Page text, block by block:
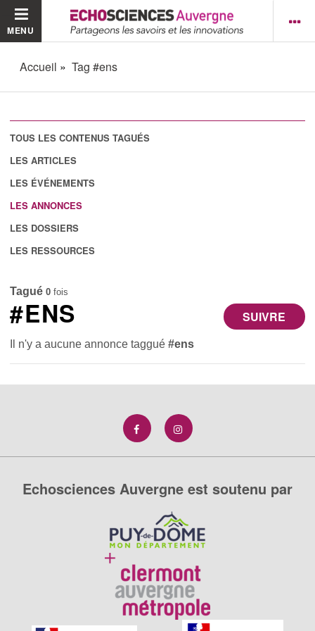
MENU
Accueil Tag #ens
TOUS LES CONTENUS TAGUÉS
LES ARTICLES
LES ÉVÉNEMENTS
LES ANNONCES
LES DOSSIERS
LES RESSOURCES
Tagué 0 fois
SUIVRE
#ENS
Il n'y a aucune annonce taggué#ens
Echosciences Auvergne est soutenu par